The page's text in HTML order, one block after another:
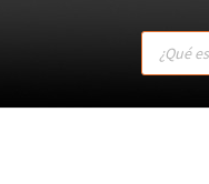
Products
search